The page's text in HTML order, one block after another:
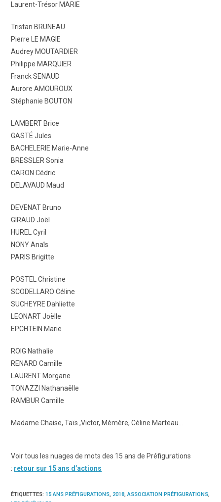
Laurent-Trésor MARIE
Tristan BRUNEAU
Pierre LE MAGIE
Audrey MOUTARDIER
Philippe MARQUIER
Franck SENAUD
Aurore AMOUROUX
Stéphanie BOUTON
LAMBERT Brice
GASTÉ Jules
BACHELERIE Marie-Anne
BRESSLER Sonia
CARON Cédric
DELAVAUD Maud
DEVENAT Bruno
GIRAUD Joël
HUREL Cyril
NONY Anaîs
PARIS Brigitte
POSTEL Christine
SCODELLARO Céline
SUCHEYRE Dahliette
LEONART Joëlle
EPCHTEIN Marie
ROIG Nathalie
RENARD Camille
LAURENT Morgane
TONAZZI Nathanaëlle
RAMBUR Camille
Madame Chaise, Taïs ,Victor, Mémère, Céline Marteau…
Voir tous les nuages de mots des 15 ans de Préfigurations
: retour sur 15 ans d’actions
ÉTIQUETTES:15 ANS PRÉFIGURATIONS, 2018, ASSOCIATION PRÉFIGURATIONS,